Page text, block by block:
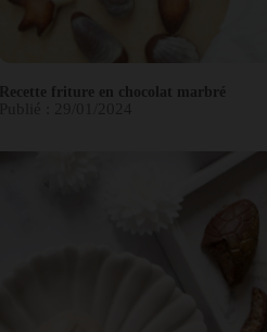
Recette friture en chocolat marbré